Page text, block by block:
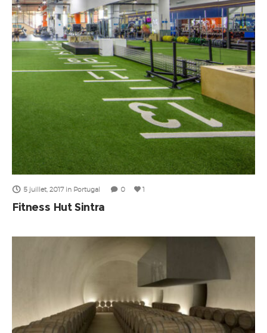
5 juillet, 2017 in Portugal 0 1
Fitness Hut Sintra